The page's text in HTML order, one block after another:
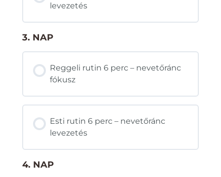
levezetés
3. NAP
Reggeli rutin 6 perc – nevetőránc
fókusz
Esti rutin 6 perc – nevetőránc
levezetés
4. NAP